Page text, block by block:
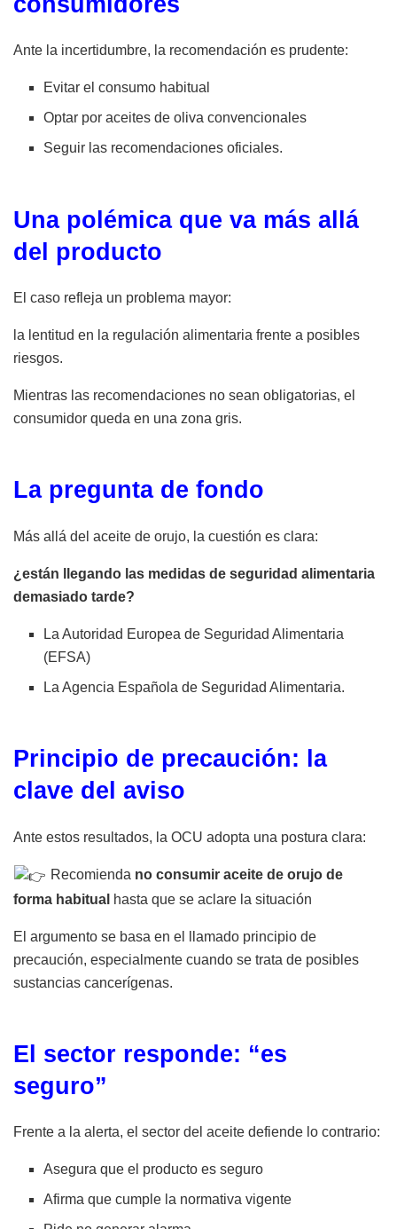
Ante la incertidumbre, la recomendación es prudente:
Evitar el consumo habitual
Optar por aceites de oliva convencionales
Seguir las recomendaciones oficiales.
Una polémica que va más allá
del producto
El caso refleja un problema mayor:
la lentitud en la regulación alimentaria frente a posibles
riesgos.
Mientras las recomendaciones no sean obligatorias, el
consumidor queda en una zona gris.
La pregunta de fondo
Más allá del aceite de orujo, la cuestión es clara:
¿están llegando las medidas de seguridad alimentaria
demasiado tarde?
La Autoridad Europea de Seguridad Alimentaria
(EFSA)
La Agencia Española de Seguridad Alimentaria.
Principio de precaución: la
clave del aviso
Ante estos resultados, la OCU adopta una postura clara:
Recomienda no consumir aceite de orujo de
forma habitual hasta que se aclare la situación
El argumento se basa en el llamado principio de
precaución, especialmente cuando se trata de posibles
sustancias cancerígenas.
El sector responde: “es
seguro”
Frente a la alerta, el sector del aceite defiende lo contrario:
Asegura que el producto es seguro
Afirma que cumple la normativa vigente